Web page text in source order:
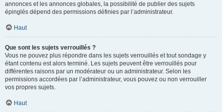
annonces et les annonces globales, la possibilité de publier des sujets
épinglés dépend des permissions définies par l’administrateur.
Haut
Que sont les sujets verrouillés ?
Vous ne pouvez plus répondre dans les sujets verrouillés et tout sondage y
étant contenu est alors terminé. Les sujets peuvent être verrouillés pour
différentes raisons par un modérateur ou un administrateur. Selon les
permissions accordées par l’administrateur, vous pouvez ou non verrouiller
vos propres sujets.
Haut